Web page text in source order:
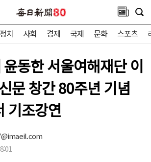
정치 사회 경제 국제 문화 스포츠
동한 서울여해재단 이
문 창간 80주년 기념
기조강연